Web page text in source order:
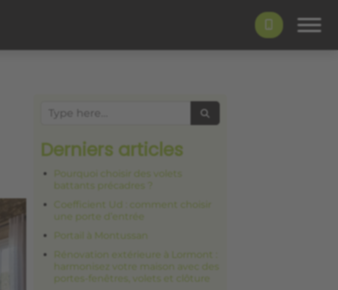
Search
Derniers articles
Pourquoi choisir des volets
battants précadres ?
Coefficient Ud : comment choisir
une porte d’entrée
Portail à Montussan
Rénovation extérieure à Lormont :
harmonisez votre maison avec des
portes-fenêtres, volets et clôture